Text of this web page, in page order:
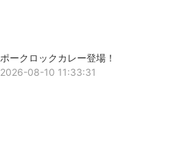
ポークロックカレー登場！
2026-08-10 11:33:31